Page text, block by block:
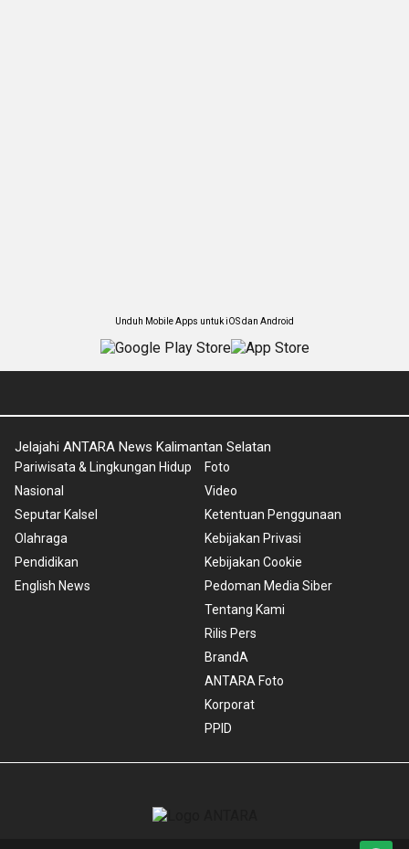
Unduh Mobile Apps untuk iOS dan Android
Jelajahi ANTARA News Kalimantan Selatan
Pariwisata & Lingkungan Hidup
Nasional
Seputar Kalsel
Olahraga
Pendidikan
English News
Foto
Video
Ketentuan Penggunaan
Kebijakan Privasi
Kebijakan Cookie
Pedoman Media Siber
Tentang Kami
Rilis Pers
BrandA
ANTARA Foto
Korporat
PPID